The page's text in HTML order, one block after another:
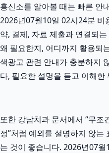
흥신소를 알아볼 때는 빠른 안
2026년07월10일 02시24분 비
약, 결제, 자료 제출과 연결되
왜 필요한지, 어디까지 활용되
색광고 관련 안내가 충분하지
다, 필요한 설명을 듣고 이해
또한 강남치과 문서에서 “무조
정”처럼 예외를 설명하지 않는
는 것이 좋습니다. 2026년07